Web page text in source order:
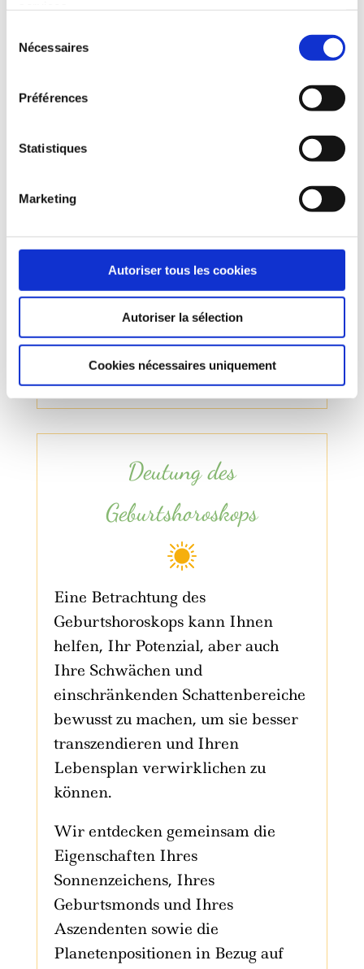
Nécessaires
Préférences
Statistiques
Marketing
Autoriser tous les cookies
Autoriser la sélection
Cookies nécessaires uniquement
günstiger Wind ankündigt, werden
Ihre Flügel auszubreiten. Es ist eine
Geburtshoroskop.
speziellen Fragen
Kinder, Gesundheit, Umsetzung
von Projekten,…
Deutung des
Geburtshoroskops
Eine Betrachtung des
Geburtshoroskops kann Ihnen
helfen, Ihr Potenzial, aber auch
Ihre Schwächen und
einschränkenden Schattenbereiche
bewusst zu machen, um sie besser
transzendieren und Ihren
Lebensplan verwirklichen zu
können.
Wir entdecken gemeinsam die
Eigenschaften Ihres
Sonnenzeichens, Ihres
Geburtsmonds und Ihres
Aszendenten sowie die
Planetenpositionen in Bezug auf